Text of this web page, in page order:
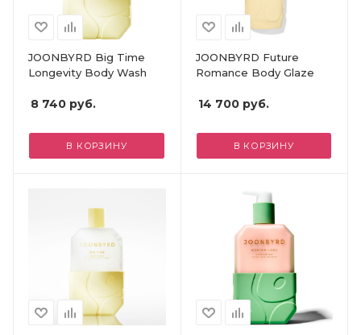
JOONBYRD Big Time
Longevity Body Wash
8 740 руб.
В КОРЗИНУ
JOONBYRD Future
Romance Body Glaze
14 700руб.
В КОРЗИНУ